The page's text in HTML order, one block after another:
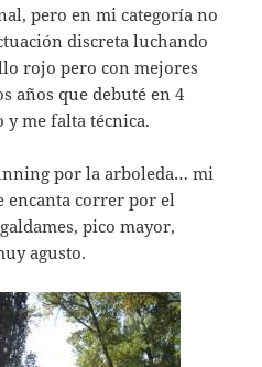
pero en mi categoría no
discreta luchando
rojo pero con mejores
años que debuté en 4
y me falta técnica.
por la arboleda… mi
correr por el
pico mayor,
agusto.